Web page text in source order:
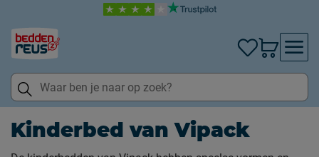
Kinderbed van Vipack